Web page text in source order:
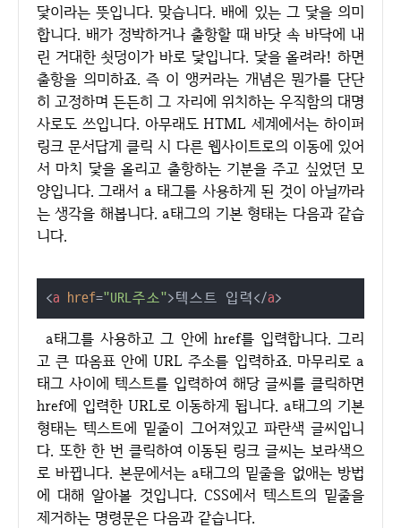
닻이라는 뜻입니다. 맞습니다. 배에 있는 그 닻을 의미
합니다. 배가 정박하거나 출항할 때 바닷 속 바닥에 내
린 거대한 쇳덩이가 바로 닻입니다. 닻을 올려라! 하면
출항을 의미하죠. 즉 이 앵커라는 개념은 뭔가를 단단
히 고정하며 든든히 그 자리에 위치하는 우직함의 대명
사로도 쓰입니다. 아무래도 HTML 세계에서는 하이퍼
링크 문서답게 클릭 시 다른 웹사이트로의 이동에 있어
서 마치 닻을 올리고 출항하는 기분을 주고 싶었던 모
양입니다. 그래서 a 태그를 사용하게 된 것이 아닐까라
는 생각을 해봅니다. a태그의 기본 형태는 다음과 같습
니다.
<a href="URL주소">텍스트 입력</a>
a태그를 사용하고 그 안에 href를 입력합니다. 그리
고 큰 따옴표 안에 URL 주소를 입력하죠. 마무리로 a
태그 사이에 텍스트를 입력하여 해당 글씨를 클릭하면
href에 입력한 URL로 이동하게 됩니다. a태그의 기본
형태는 텍스트에 밑줄이 그어져있고 파란색 글씨입니
다. 또한 한 번 클릭하여 이동된 링크 글씨는 보라색으
로 바뀝니다. 본문에서는 a태그의 밑줄을 없애는 방법
에 대해 알아볼 것입니다. CSS에서 텍스트의 밑줄을
제거하는 명령문은 다음과 같습니다.